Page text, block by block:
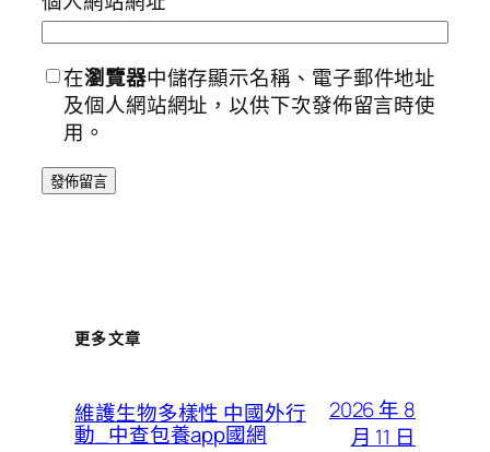
在瀏覽器中儲存顯示名稱、電子郵件地址
及個人網站網址，以供下次發佈留言時使
用。
更多文章
維護生物多樣性 中國外行
動_中查包養app國網
2026 年 8
月 11 日